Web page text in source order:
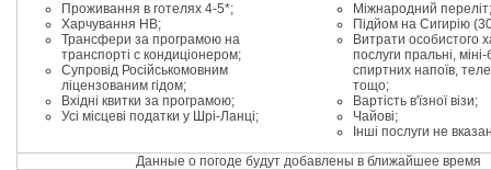
Проживання в готелях 4-5*;
Харчування НВ;
Трансфери за програмою на
транспорті с кондиціонером;
Супровід Російськомовним
ліцензованим гідом;
Вхідні квитки за програмою;
Усі місцеві податки у Шрі-Ланці;
Міжнародний переліт;
Підйом на Сигирію
Витрати особистого
послуги пральні,
спиртних напоїв,
тощо;
Вартість в'їзної візи;
Чайові;
Інші послуги не
Данные о погоде будут добавлены в ближайшее время